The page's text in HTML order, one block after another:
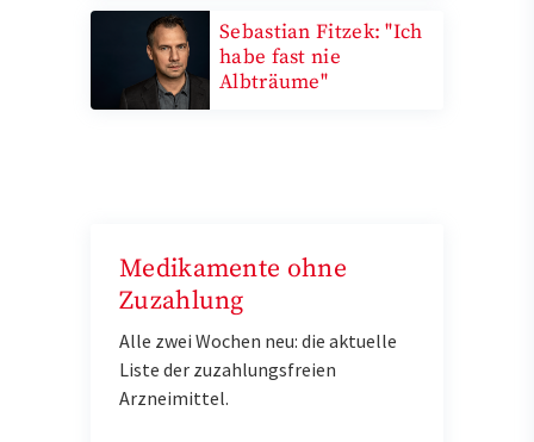
Sebastian Fitzek: "Ich
habe fast nie
Albträume"
Medikamente ohne
Zuzahlung
Alle zwei Wochen neu: die aktuelle
Liste der zuzahlungsfreien
Arzneimittel.